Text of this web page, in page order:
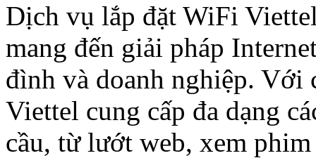
Dịch vụ lắp đặt WiFi
mang đến giải pháp
đình và doanh nghiệp. Với
Viettel cung cấp đa dạng
cầu, từ lướt web, xem